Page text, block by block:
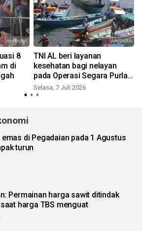
8
di
TNI AL beri layanan
kesehatan bagi nelayan
pada Operasi Segara Purla
Satgas TNI Papua 2026
Selasa, 7 Juli 2026
emas di Pegadaian pada 1 Agustus
turun
Permainan harga sawit ditindak
harga TBS menguat